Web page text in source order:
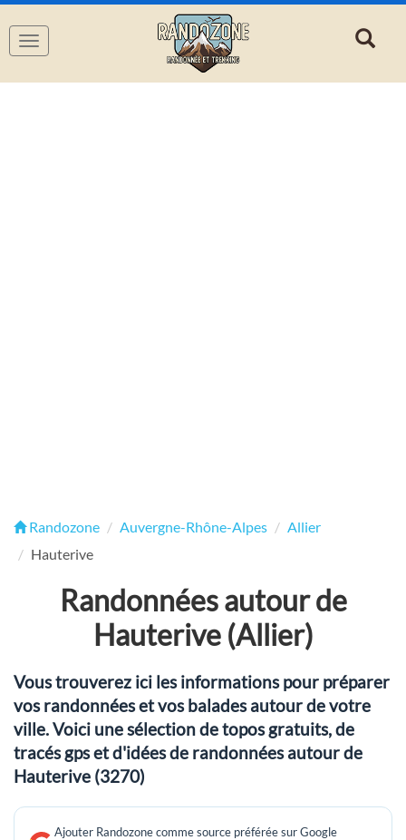
Navigation
Randozone Auvergne-Rhône-Alpes
Allier
Hauterive
Randonnées autour de
Hauterive (Allier)
Vous trouverez ici les informations pour préparer
vos randonnées et vos balades autour de votre
ville. Voici une sélection de topos gratuits, de
tracés gps et d'idées de randonnées autour de
Hauterive (3270)
Ajouter Randozone comme source préférée sur Google